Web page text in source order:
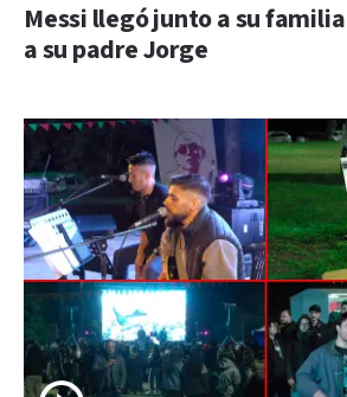
Messi llegó junto a su
a su padre Jorge